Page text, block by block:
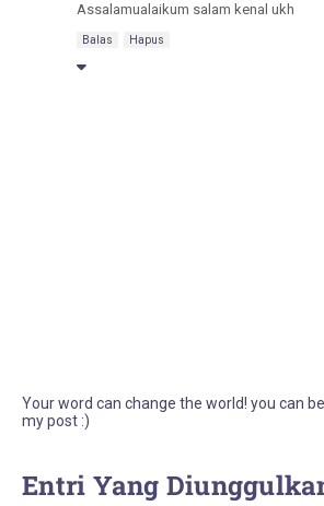
Assalamualaikum salam kenal ukh
Balas Hapus
Your word can change the world! you can
my post :)
Entri Yang